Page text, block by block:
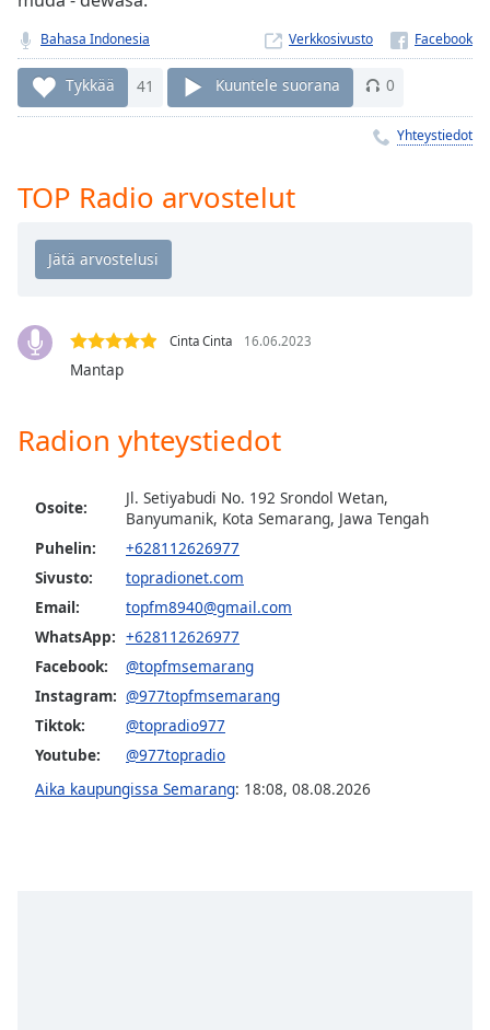
liveLIVE
Remaining
Time-
Chapters
Chapters
descriptions
off
Subtitles
opens
subtitles
settings
dialog
subtitles
off,
selected
Audio
Track
Picture-
in-
Picture
Bahasa Indonesia Verkkosivusto
Tykkää 41 Kuuntele suorana 0
Yhteystiedot
TOP Radio arvostelut
Cinta Cinta 16.06.2023
Mantap
Radion yhteystiedot
Osoite:
Jl. Setiyabudi No. 192 Srondol Wetan,
Banyumanik, Kota Semarang, Jawa Tengah
Puhelin:
+628112626977
Sivusto:
topradionet.com
Email:
topfm8940@gmail.com
WhatsApp: +628112626977
Facebook:
@topfmsemarang
Instagram: @977topfmsemarang
Tiktok:
@topradio977
Youtube:
@977topradio
Aika kaupungissa Semarang: 18:08, 08.08.2026